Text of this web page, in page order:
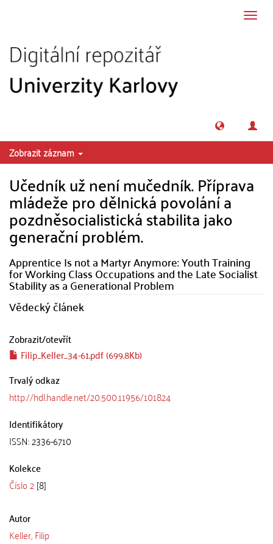
Zobrazit záznam
Učedník už není mučedník. Příprava
mládeže pro dělnická povolání a
pozdněsocialistická stabilita jako
generační problém.
Apprentice Is not a Martyr Anymore: Youth Training
for Working Class Occupations and the Late Socialist
Stability as a Generational Problem
Vědecký článek
Zobrazit/otevřít
Filip_Keller_34-61.pdf (699.8Kb)
Trvalý odkaz
http://hdl.handle.net/20.500.11956/101824
Identifikátory
ISSN: 2336-6710
Kolekce
Číslo 2[8]
Autor
Keller, Filip